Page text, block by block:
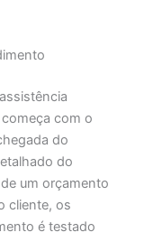
com o
do
do
um orçamento
cliente, os
é testado